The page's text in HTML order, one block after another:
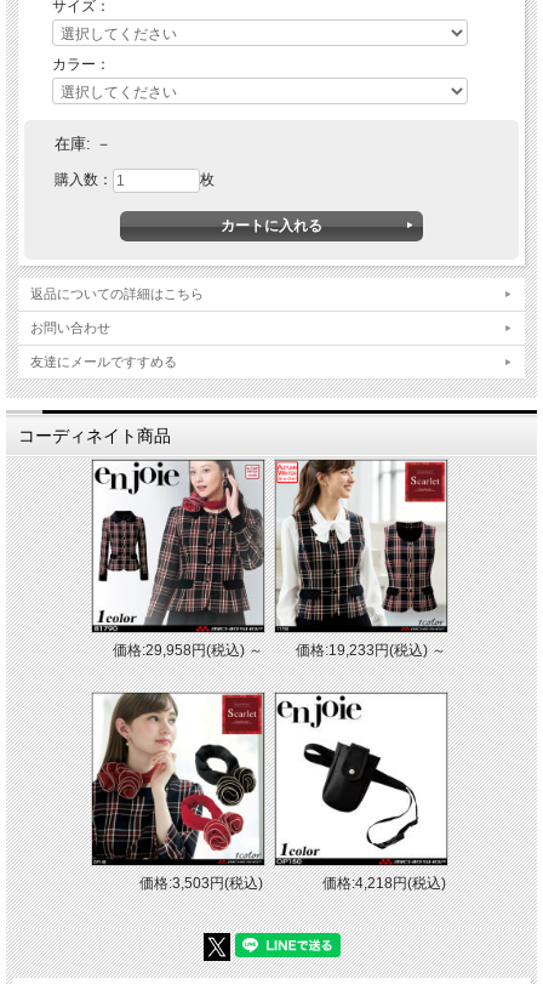
★ 関連シリーズを全て見る
サイズ：
カラー：
在庫: －
購入数： 枚
返品についての詳細はこちら
お問い合わせ
友達にメールですすめる
コーディネイト商品
価格:29,958円(税込)～ 価格:19,233円(税込)～
価格:3,503円(税込) 価格:4,218円(税込)